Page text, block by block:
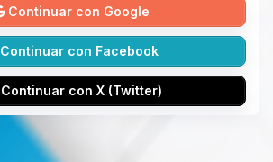
Continuar con Google
Continuar con Facebook
Continuar con X (Twitter)